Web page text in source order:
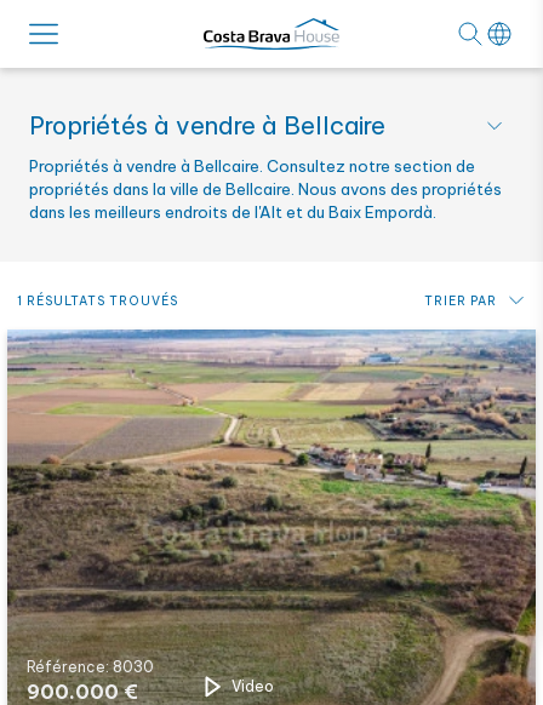
Propriétés à vendre à Bellcaire
Propriétés à vendre à Bellcaire. Consultez notre section de
propriétés dans la ville de Bellcaire. Nous avons des propriétés
dans les meilleurs endroits de l'Alt et du Baix Empordà.
1 RÉSULTATS TROUVÉS TRIER PAR
Prix: du plus bas au plus haut
Prix: du plus haut au plus bas
Plus récent
Alphabétique par référence
Référence: 8030
900.000 € Video